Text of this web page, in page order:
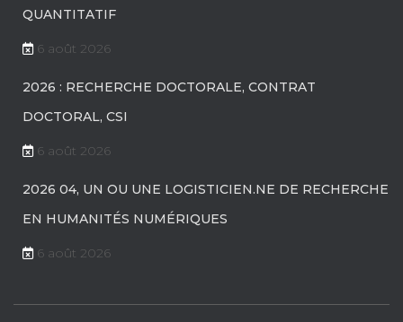
QUANTITATIF
6 août 2026
2026 : RECHERCHE DOCTORALE, CONTRAT
DOCTORAL, CSI
6 août 2026
2026 04, UN OU UNE LOGISTICIEN.NE DE RECHERCHE
EN HUMANITÉS NUMÉRIQUES
6 août 2026